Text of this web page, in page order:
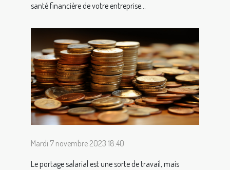
santé financière de votre entreprise...
Mardi 7 novembre 2023 18:40
Le portage salarial est une sorte de travail, mais